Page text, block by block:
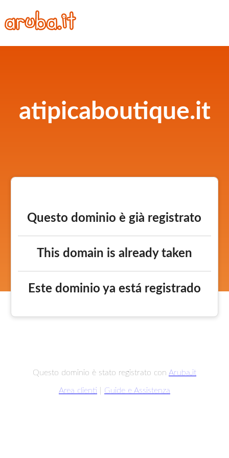
atipicaboutique.it
Questo dominio è già registrato
This domain is already taken
Este dominio ya está registrado
Questo dominio è stato registrato con Aruba.it
Area clienti Guide e Assistenza